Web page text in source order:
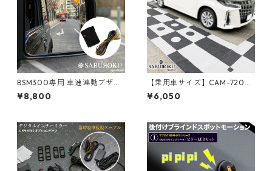
意喚起 センサー ]
分割器 全方向カメラ ]
BSM300専用 車速連動ブザー
回路 [ 走行中のみウインカー
連動警告ブザーを使用したい
です ]
¥8,800
【乗用車サイズ】CAM-720専
用 キャリブレーションシート
CAM-OP-001
¥6,050